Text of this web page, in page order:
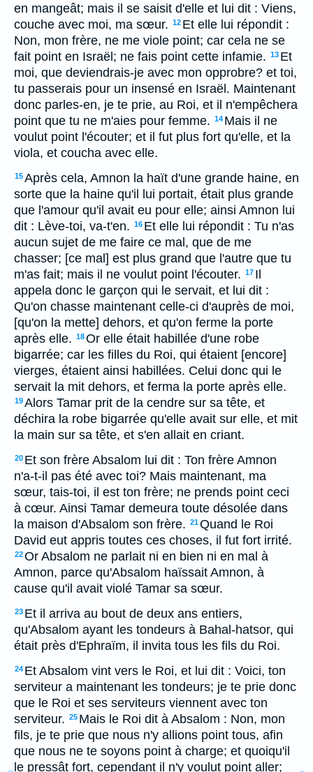
en mangeât; mais il se saisit d'elle et lui dit : Viens,
couche avec moi, ma sœur. 12 Et elle lui répondit :
Non, mon frère, ne me viole point; car cela ne se
fait point en Israël; ne fais point cette infamie. 13 Et
moi, que deviendrais-je avec mon opprobre? et toi,
tu passerais pour un insensé en Israël. Maintenant
donc parles-en, je te prie, au Roi, et il n'empêchera
point que tu ne m'aies pour femme. 14 Mais il ne
voulut point l'écouter; et il fut plus fort qu'elle, et la
viola, et coucha avec elle.
15Après cela, Amnon la haït d'une grande haine, en
sorte que la haine qu'il lui portait, était plus grande
que l'amour qu'il avait eu pour elle; ainsi Amnon lui
dit : Lève-toi, va-t'en. 16 Et elle lui répondit : Tu n'as
aucun sujet de me faire ce mal, que de me
chasser; [ce mal] est plus grand que l'autre que tu
m'as fait; mais il ne voulut point l'écouter. 17 Il
appela donc le garçon qui le servait, et lui dit :
Qu'on chasse maintenant celle-ci d'auprès de moi,
[qu'on la mette] dehors, et qu'on ferme la porte
après elle. 18Or elle était habillée d'une robe
bigarrée; car les filles du Roi, qui étaient [encore]
vierges, étaient ainsi habillées. Celui donc qui le
servait la mit dehors, et ferma la porte après elle.
19Alors Tamar prit de la cendre sur sa tête, et
déchira la robe bigarrée qu'elle avait sur elle, et mit
la main sur sa tête, et s'en allait en criant.
20 Et son frère Absalom lui dit : Ton frère Amnon
n'a-t-il pas été avec toi? Mais maintenant, ma
sœur, tais-toi, il est ton frère; ne prends point ceci
à cœur. Ainsi Tamar demeura toute désolée dans
la maison d'Absalom son frère. 21Quand le Roi
David eut appris toutes ces choses, il fut fort irrité.
22Or Absalom ne parlait ni en bien ni en mal à
Amnon, parce qu'Absalom haïssait Amnon, à
cause qu'il avait violé Tamar sa sœur.
23 Et il arriva au bout de deux ans entiers,
qu'Absalom ayant les tondeurs à Bahal-hatsor, qui
était près d'Ephraïm, il invita tous les fils du Roi.
24 Et Absalom vint vers le Roi, et lui dit : Voici, ton
serviteur a maintenant les tondeurs; je te prie donc
que le Roi et ses serviteurs viennent avec ton
serviteur. 25 Mais le Roi dit à Absalom : Non, mon
fils, je te prie que nous n'y allions point tous, afin
que nous ne te soyons point à charge; et quoiqu'il
le pressât fort, cependant il n'y voulut point aller;